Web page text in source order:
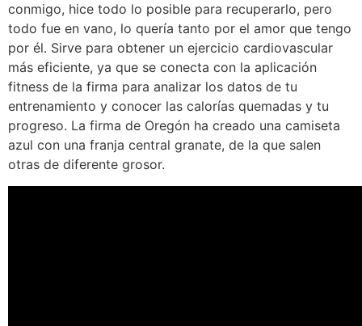
conmigo, hice todo lo posible para recuperarlo, pero
todo fue en vano, lo quería tanto por el amor que tengo
por él. Sirve para obtener un ejercicio cardiovascular
más eficiente, ya que se conecta con la aplicación
fitness de la firma para analizar los datos de tu
entrenamiento y conocer las calorías quemadas y tu
progreso. La firma de Oregón ha creado una camiseta
azul con una franja central granate, de la que salen
otras de diferente grosor.